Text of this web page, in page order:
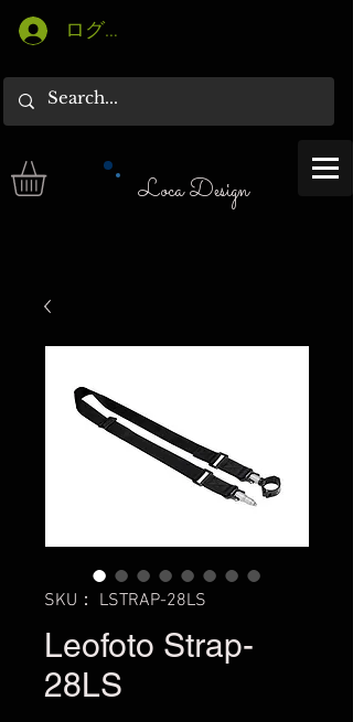
ログイン
Loca Design
SKU： LSTRAP-28LS
Leofoto Strap-
28LS